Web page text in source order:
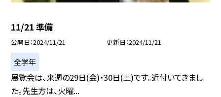
11/21 準備
公開日 2024/11/21 更新日 2024/11/21
全学年
展覧会は、来週の29日(金)・30日(土)です。近付いてきまし
た。先生方は、火曜...